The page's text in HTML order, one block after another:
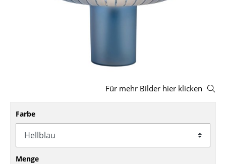
Schaukelstühle
Bürodrehstühle
Konferenzstühle
Für mehr Bilder hier klicken
Farbe
Menge